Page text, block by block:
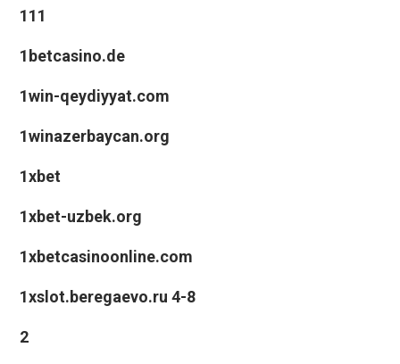
111
1betcasino.de
1win-qeydiyyat.com
1winazerbaycan.org
1xbet
1xbet-uzbek.org
1xbetcasinoonline.com
1xslot.beregaevo.ru 4-8
2